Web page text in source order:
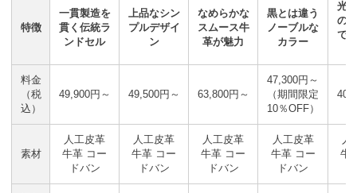
特徴
一貫製造を
貫く伝統ラ
ンドセル
上品なシン
プルデザイ
ン
なめらかな
スムース牛
革が魅力
黒とは違う
ノーブルな
カラー
光
の
で
料金
（税
込）
49,900円～ 49,500円～ 63,800円～
47,300円～
（期間限定
10％OFF）
素材
人工皮革
牛革 コー
ドバン
人工皮革
牛革 コー
ドバン
人工皮革
牛革 コー
ドバン
人工皮革
牛革 コー
ドバン
人
牛